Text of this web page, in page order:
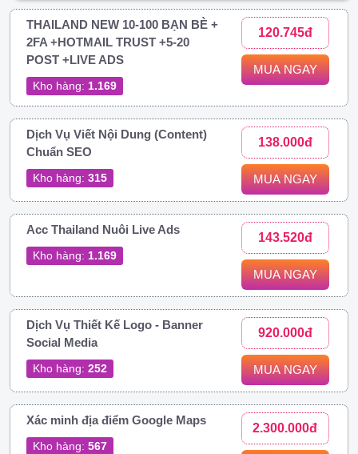
THAILAND NEW 10-100 BẠN BÈ +
2FA +HOTMAIL TRUST +5-20
POST +LIVE ADS
Kho hàng: 1.169
120.745đ
MUA NGAY
Dịch Vụ Viết Nội Dung (Content)
Chuẩn SEO
Kho hàng: 315
138.000đ
MUA NGAY
Acc Thailand Nuôi Live Ads
Kho hàng: 1.169
143.520đ
MUA NGAY
Dịch Vụ Thiết Kế Logo - Banner
Social Media
Kho hàng: 252
920.000đ
MUA NGAY
Xác minh địa điểm Google Maps
Kho hàng: 567
2.300.000đ